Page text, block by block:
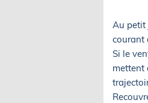
Au petit
courant
Si le
mettent